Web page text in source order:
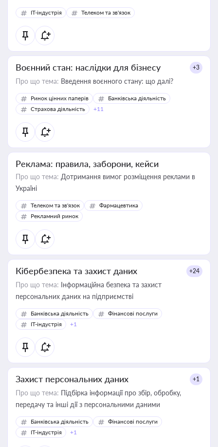
IT-індустрія Телеком та зв'язок
Воєнний стан: наслідки для бізнесу +3
Про що тема: Введення воєнного стану: що далі?
Ринок цінних паперів
Банківська діяльність
Страхова діяльність
+11
Реклама: правила, заборони, кейси
Про що тема: Дотримання вимог розміщення реклами в
Україні
Телеком та зв'язок
Фармацевтика
Рекламний ринок
Кібербезпека та захист даних +24
Про що тема: Інформаційна безпека та захист
персональних даних на підприємстві
Банківська діяльність
Фінансові послуги
IT-індустрія
+1
Захист персональних даних +1
Про що тема: Підбірка інформації про збір, обробку,
передачу та інші дії з персональними даними
Банківська діяльність
Фінансові послуги
IT-індустрія
+1